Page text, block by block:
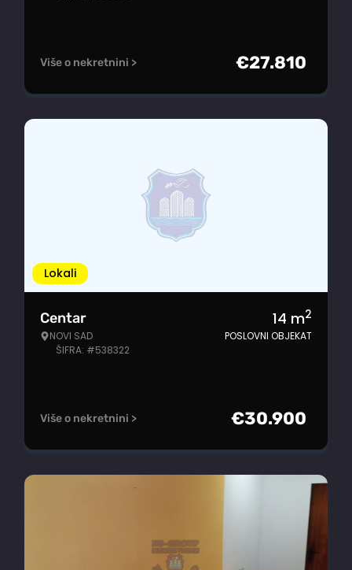
Više o nekretnini > €27.810
Lokali
Centar
NOVI SAD
ŠIFRA: #538322
14 m2
POSLOVNI OBJEKAT
Više o nekretnini > €30.900